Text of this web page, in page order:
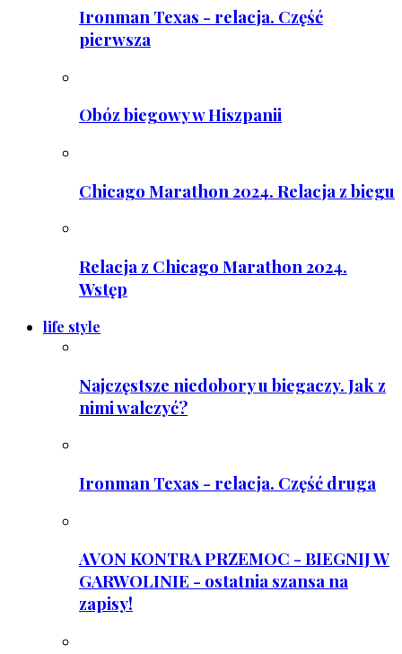
Ironman Texas - relacja. Część
pierwsza
Obóz biegowy w Hiszpanii
Chicago Marathon 2024. Relacja z biegu
Relacja z Chicago Marathon 2024.
Wstęp
life style
Najczęstsze niedobory u biegaczy. Jak z
nimi walczyć?
Ironman Texas - relacja. Część druga
AVON KONTRA PRZEMOC - BIEGNIJ W
GARWOLINIE - ostatnia szansa na
zapisy!